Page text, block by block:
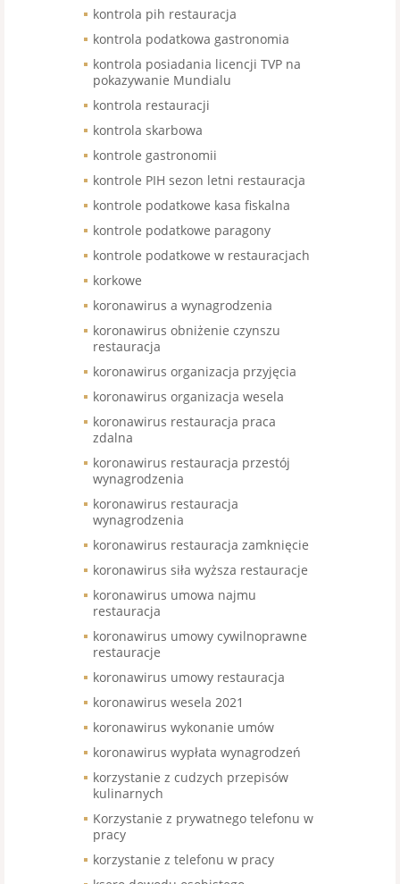
kontrola pih restauracja
kontrola podatkowa gastronomia
kontrola posiadania licencji TVP na
pokazywanie Mundialu
kontrola restauracji
kontrola skarbowa
kontrole gastronomii
kontrole PIH sezon letni restauracja
kontrole podatkowe kasa fiskalna
kontrole podatkowe paragony
kontrole podatkowe w restauracjach
korkowe
koronawirus a wynagrodzenia
koronawirus obniżenie czynszu
restauracja
koronawirus organizacja przyjęcia
koronawirus organizacja wesela
koronawirus restauracja praca
zdalna
koronawirus restauracja przestój
wynagrodzenia
koronawirus restauracja
wynagrodzenia
koronawirus restauracja zamknięcie
koronawirus siła wyższa restauracje
koronawirus umowa najmu
restauracja
koronawirus umowy cywilnoprawne
restauracje
koronawirus umowy restauracja
koronawirus wesela 2021
koronawirus wykonanie umów
koronawirus wypłata wynagrodzeń
korzystanie z cudzych przepisów
kulinarnych
Korzystanie z prywatnego telefonu w
pracy
korzystanie z telefonu w pracy